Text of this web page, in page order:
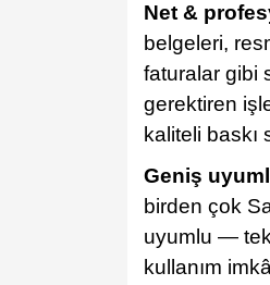
Net &
belgeleri,
faturalar gibi
gerektiren
kaliteli baskı
Geniş
birden çok
uyumlu —
kullanım